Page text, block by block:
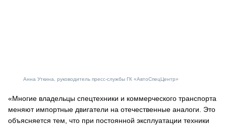
Анна Уткина, руководитель пресс-службы ГК «АвтоСпецЦентр»
«Многие владельцы спецтехники и коммерческого транспорта
меняют импортные двигатели на отечественные аналоги. Это
объясняется тем, что при постоянной эксплуатации техники